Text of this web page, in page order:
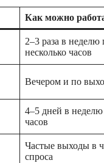
Как можно
2–3 раза в неделю
несколько часов
Вечером и по
4–5 дней в
часов
Частые выходы в
спроса